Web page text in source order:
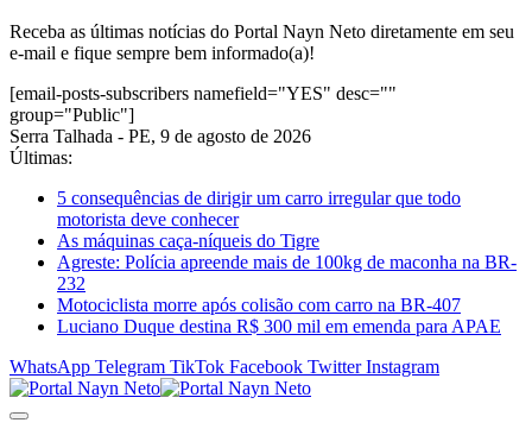
Receba as últimas notícias do Portal Nayn Neto diretamente em seu
e-mail e fique sempre bem informado(a)!
[email-posts-subscribers namefield="YES" desc=""
group="Public"]
Serra Talhada - PE, 9 de agosto de 2026
Últimas:
5 consequências de dirigir um carro irregular que todo
motorista deve conhecer
As máquinas caça-níqueis do Tigre
Agreste: Polícia apreende mais de 100kg de maconha na BR-
232
Motociclista morre após colisão com carro na BR-407
Luciano Duque destina R$ 300 mil em emenda para APAE
WhatsApp Telegram TikTok Facebook Twitter Instagram